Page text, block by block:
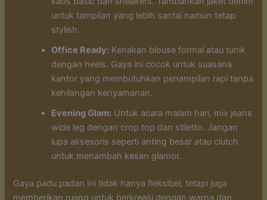
untuk tampilan yang lebih santai namun tetap
stylish.
Office Ready: Kenakan blouse formal atau tunik
dengan heels. Gaya ini cocok untuk suasana
kantor yang membutuhkan penampilan rapi tanpa
kehilangan kenyamanan.
Evening Glam: Untuk acara malam hari, mix jeans
wide leg dengan crop top dan stiletto. Jangan
lupa aksesoris seperti anting besar atau clutch
untuk menambah kesan glamor.
Gaya padu padan ini tidak hanya fleksibel, tetapi juga
memberikan ruang untuk berkreasi dengan warna dan